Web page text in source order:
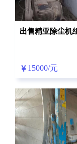
出售精亚除尘机
15000/元